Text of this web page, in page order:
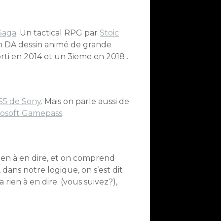
. Un tactical RPG par Stoic
DA dessin animé de grande
en 2014 et un 3ieme en 2018 .
de Sony. Mais on parle aussi de
Gamepass.
à en dire, et on comprend
notre logique, on s’est dit
à en dire. (vous suivez?),